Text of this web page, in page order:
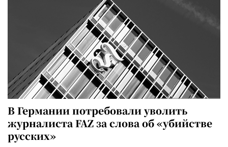
В Германии потребовали уволить
журналиста FAZ за слова об «убийстве
русских»